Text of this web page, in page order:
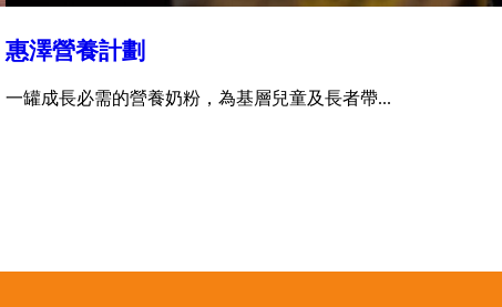
惠澤營養計劃
一罐成長必需的營養奶粉，為基層兒童及長者帶...